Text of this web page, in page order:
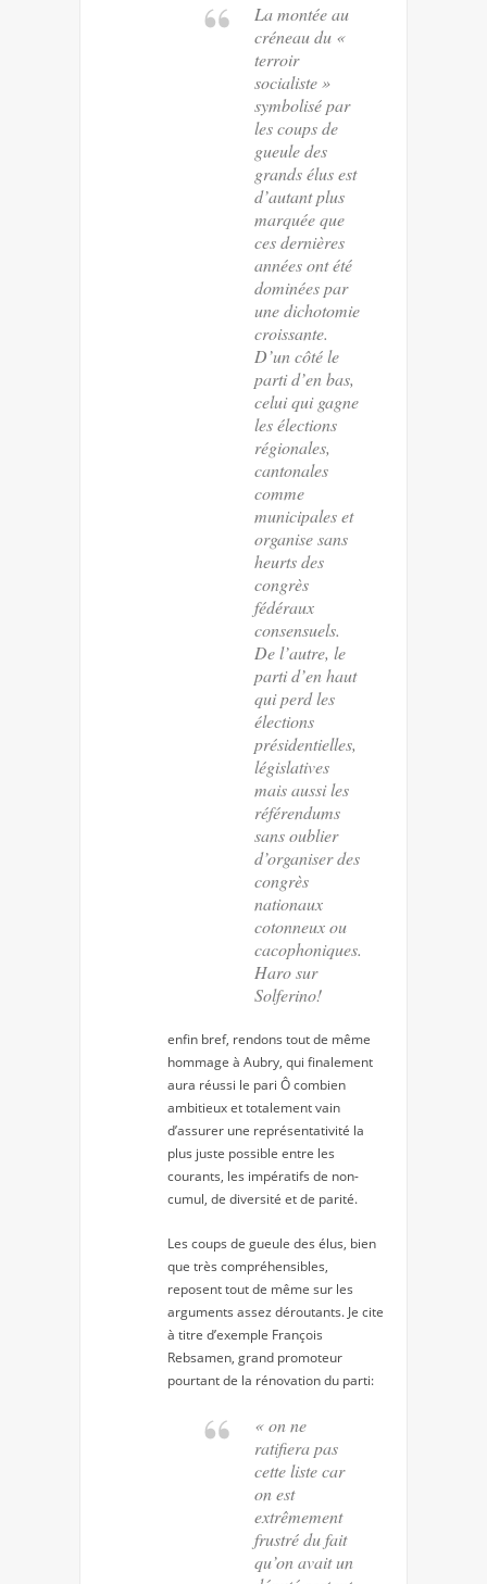
La montée au
créneau du «
terroir
socialiste »
symbolisé par
les coups de
gueule des
grands élus est
d’autant plus
marquée que
ces dernières
années ont été
dominées par
une dichotomie
croissante.
D’un côté le
parti d’en bas,
celui qui gagne
les élections
régionales,
cantonales
comme
municipales et
organise sans
heurts des
congrès
fédéraux
consensuels.
De l’autre, le
parti d’en haut
qui perd les
élections
présidentielles,
législatives
mais aussi les
référendums
sans oublier
d’organiser des
congrès
nationaux
cotonneux ou
cacophoniques.
Haro sur
Solferino!
enfin bref, rendons tout de même
hommage à Aubry, qui finalement
aura réussi le pari Ô combien
ambitieux et totalement vain
d’assurer une représentativité la
plus juste possible entre les
courants, les impératifs de non-
cumul, de diversité et de parité.
Les coups de gueule des élus, bien
que très compréhensibles,
reposent tout de même sur les
arguments assez déroutants. Je cite
à titre d’exemple François
Rebsamen, grand promoteur
pourtant de la rénovation du parti:
« on ne
ratifiera pas
cette liste car
on est
extrêmement
frustré du fait
qu’on avait un